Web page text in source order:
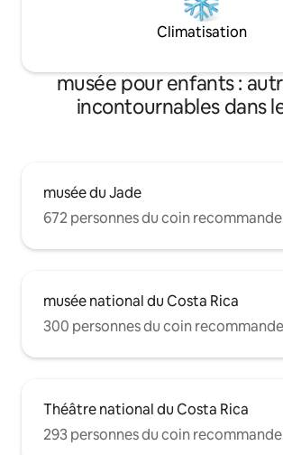
Climatisation
musée pour enfants :
incontournables dans
musée du Jade
672 personnes du coin
musée national du Costa Rica
300 personnes du coin
Théâtre national du Costa Rica
293 personnes du coin